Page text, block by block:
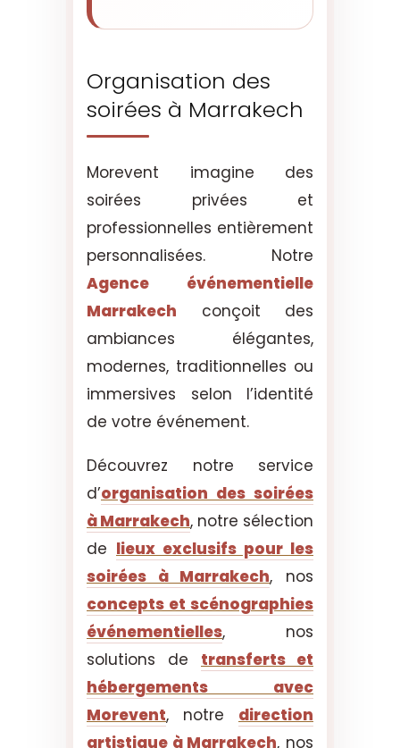
Organisation des
soirées à Marrakech
Morevent imagine des
soirées privées et
professionnelles entièrement
personnalisées. Notre
Agence événementielle
Marrakech conçoit des
ambiances élégantes,
modernes, traditionnelles ou
immersives selon l’identité
de votre événement.
Découvrez notre service
d’organisation des soirées
à Marrakech, notre sélection
de lieux exclusifs pour les
soirées à Marrakech, nos
concepts et scénographies
événementielles, nos
solutions de transferts et
hébergements avec
Morevent, notre direction
artistique à Marrakech, nos